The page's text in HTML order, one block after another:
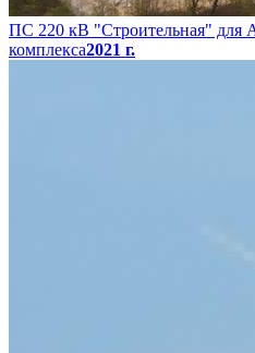
ПС 220 кВ "Строительная" для
комплекса2021 г.